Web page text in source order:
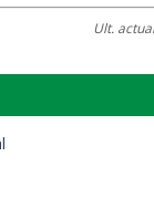
Ult.